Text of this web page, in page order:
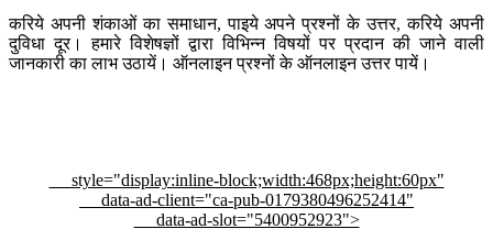
करिये अपनी शंकाओं का समाधान, पाइये अपने प्रश्नों के उत्तर, करिये अपनी
दुविधा दूर। हमारे विशेषज्ञों द्वारा विभिन्न विषयों पर प्रदान की जाने वाली
जानकारी का लाभ उठायें। ऑनलाइन प्रश्नों के ऑनलाइन उत्तर पायें।
style="display:inline-block;width:468px;height:60px"
data-ad-client="ca-pub-0179380496252414"
data-ad-slot="5400952923">